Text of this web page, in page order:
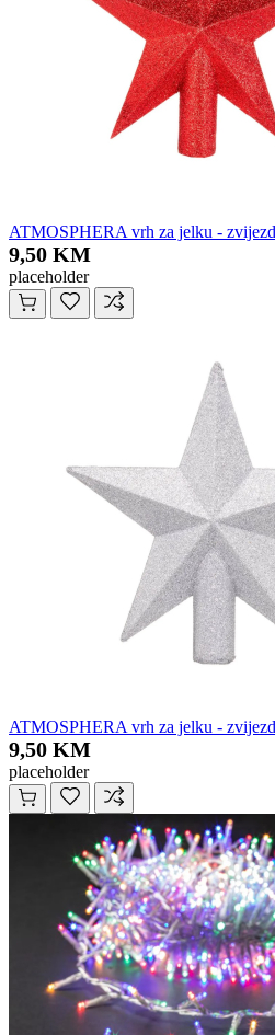
ATMOSPHERA vrh za jelku -
9,50 KM
placeholder
ATMOSPHERA vrh za jelku -
9,50 KM
placeholder